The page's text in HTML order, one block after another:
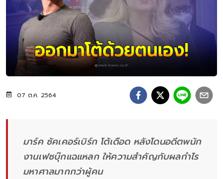
07 ต.ค. 2564
มาร์ค ซัคเคอร์เบิร์ก โต้เดือด หลังโดนอดีตพนัก
งานเฟซบุ๊กแฉแหลก ให้ความสำคัญกับผลกำไร
มหาศาลมากกว่าผู้คน